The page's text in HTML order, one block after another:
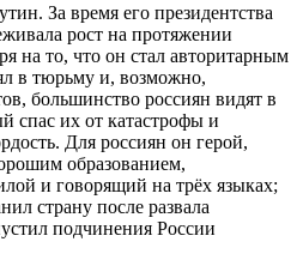
За время его президентства
рост на протяжении
на то, что он стал авторитарным
в тюрьму и, возможно,
большинство россиян видят в
спас их от катастрофы и
Для россиян он герой,
образованием,
и говорящий на трёх языках;
страну после развала
подчинения России